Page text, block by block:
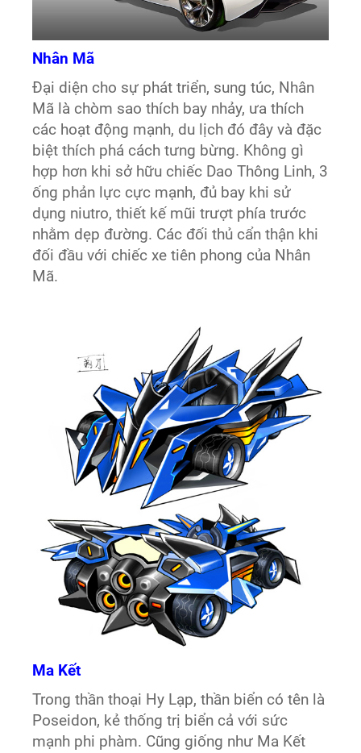
Nhân Mã
Đại diện cho sự phát triển, sung túc, Nhân
Mã là chòm sao thích bay nhảy, ưa thích
các hoạt động mạnh, du lịch đó đây và đặc
biệt thích phá cách tưng bừng. Không gì
hợp hơn khi sở hữu chiếc Dao Thông Linh, 3
ống phản lực cực mạnh, đủ bay khi sử
dụng niutro, thiết kế mũi trượt phía trước
nhằm dẹp đường. Các đối thủ cẩn thận khi
đối đầu với chiếc xe tiên phong của Nhân
Mã.
Ma Kết
Trong thần thoại Hy Lạp, thần biển có tên là
Poseidon, kẻ thống trị biển cả với sức
mạnh phi phàm. Cũng giống như Ma Kết